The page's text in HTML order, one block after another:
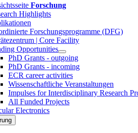
Forschung
Highlights
Forschungsprogramme (DFG)
| Core Facility
Opportunities
PhD Grants - outgoing
PhD Grants - incoming
ECR career activities
Wissenschaftliche Veranstaltungen
Impulses for Interdisciplinary Research
All Funded Projects
Electronics